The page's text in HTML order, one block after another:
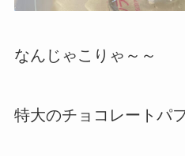
なんじゃこりゃ～～
特大のチョコレートパ